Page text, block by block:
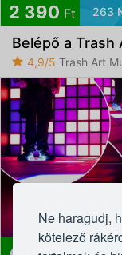
Ne haragudj,
kötelező
2 390 Ft 263
Belépő a Trash
4,9/5 Trash Art
4 490